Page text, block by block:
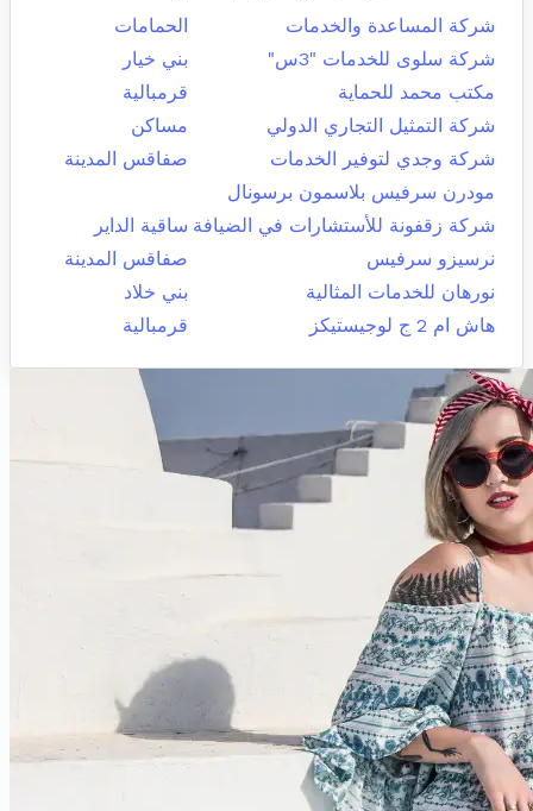
شركة المساعدة والخدمات
الحمامات
شركة سلوى للخدمات "3س"
بني خيار
مكتب محمد للحماية
قرمبالية
شركة التمثيل التجاري الدولي
مساكن
شركة وجدي لتوفير الخدمات
صفاقس المدينة
مودرن سرفيس بلاسمون برسونال
شركة زقفونة للأستشارات في الضيافة ساقية الداير
نرسيزو سرفيس
صفاقس المدينة
نورهان للخدمات المثالية
بني خلاد
هاش ام 2 ج لوجيستيكز
قرمبالية